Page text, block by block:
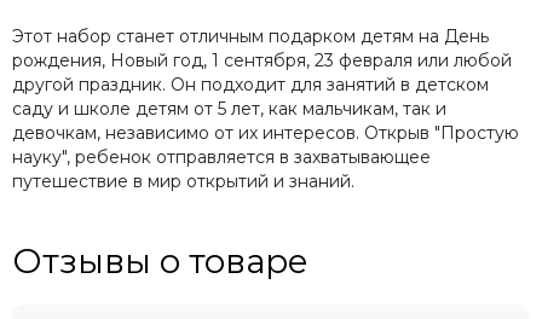
Этот набор станет отличным подарком детям на День
рождения, Новый год, 1 сентября, 23 февраля или любой
другой праздник. Он подходит для занятий в детском
саду и школе детям от 5 лет, как мальчикам, так и
девочкам, независимо от их интересов. Открыв "Простую
науку", ребенок отправляется в захватывающее
путешествие в мир открытий и знаний.
Отзывы о товаре